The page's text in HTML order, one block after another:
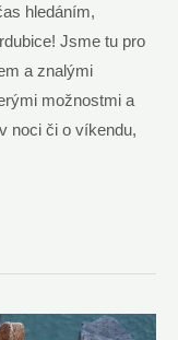
hledáním,
Jsme tu pro
a znalými
možnostmi a
noci či o víkendu,